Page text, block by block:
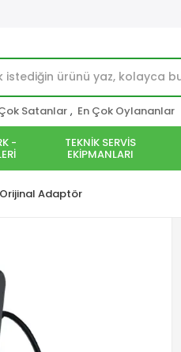
Satanlar , En Çok Oylananlar
- TEKNİK SERVİS
EKİPMANLARI
Adaptör